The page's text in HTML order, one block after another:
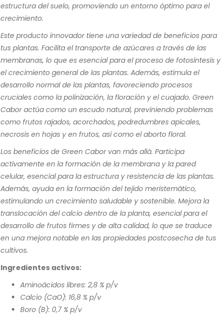
estructura del suelo, promoviendo un entorno óptimo para el
crecimiento.
Este producto innovador tiene una variedad de beneficios para
tus plantas. Facilita el transporte de azúcares a través de las
membranas, lo que es esencial para el proceso de fotosíntesis y
el crecimiento general de las plantas. Además, estimula el
desarrollo normal de las plantas, favoreciendo procesos
cruciales como la polinización, la floración y el cuajado. Green
Cabor actúa como un escudo natural, previniendo problemas
como frutos rajados, acorchados, podredumbres apicales,
necrosis en hojas y en frutos, así como el aborto floral.
Los beneficios de Green Cabor van más allá. Participa
activamente en la formación de la membrana y la pared
celular, esencial para la estructura y resistencia de las plantas.
Además, ayuda en la formación del tejido meristemático,
estimulando un crecimiento saludable y sostenible. Mejora la
translocación del calcio dentro de la planta, esencial para el
desarrollo de frutos firmes y de alta calidad, lo que se traduce
en una mejora notable en las propiedades postcosecha de tus
cultivos.
Ingredientes activos:
Aminoácidos libres: 2,8 % p/v
Calcio (CaO): 16,8 % p/v
Boro (B): 0,7 % p/v